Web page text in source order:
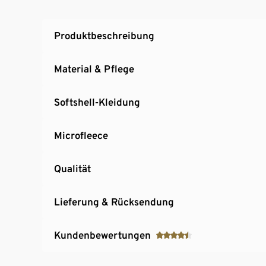
Mit dekorativen Reflektor-Elementen
Produktbeschreibung
Material & Pflege
Softshell-Kleidung
Microfleece
Qualität
Lieferung & Rücksendung
Kundenbewertungen